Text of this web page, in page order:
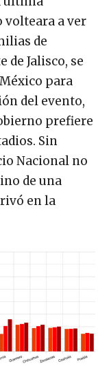
volteara a ver
de
de Jalisco, se
para
del evento,
prefiere
Sin
Nacional no
de una
en la